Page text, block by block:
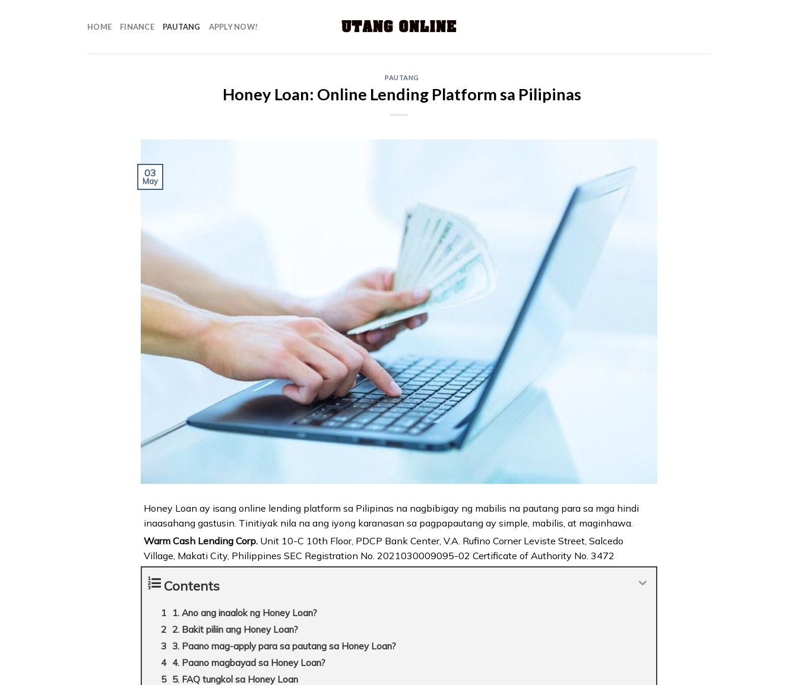
HOME FINANCE PAUTANG APPLY NOW!
PAUTANG
Honey Loan: Online Lending Platform sa Pilipinas
03
May
Honey Loan ay isang online lending platform sa Pilipinas na nagbibigay ng mabilis na pautang para sa mga hindi
inaasahang gastusin. Tinitiyak nila na ang iyong karanasan sa pagpapautang ay simple, mabilis, at maginhawa.
Warm Cash Lending Corp. Unit 10-C 10th Floor, PDCP Bank Center, V.A. Rufino Corner Leviste Street, Salcedo
Village, Makati City, Philippines SEC Registration No. 2021030009095-02 Certificate of Authority No. 3472
Contents
1. Ano ang inaalok ng Honey Loan?
2. Bakit piliin ang Honey Loan?
3. Paano mag-apply para sa pautang sa Honey Loan?
4. Paano magbayad sa Honey Loan?
5. FAQ tungkol sa Honey Loan